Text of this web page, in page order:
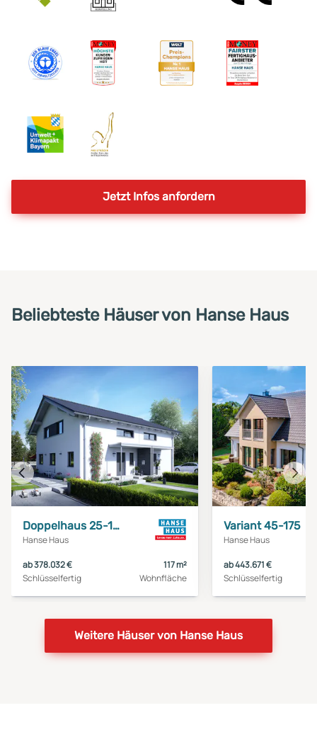
Jetzt Infos anfordern
Beliebteste Häuser von Hanse Haus
Doppelhaus 25-125
Hanse Haus
ab 378.032 €
Schlüsselfertig
117 m²
Wohnfläche
Variant 45-175
Hanse Haus
ab 443.671 €
Schlüsselfertig
Vorheriges
Haus
Haus
Weitere Häuser von Hanse Haus